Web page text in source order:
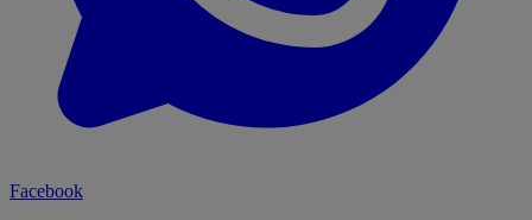
Facebook